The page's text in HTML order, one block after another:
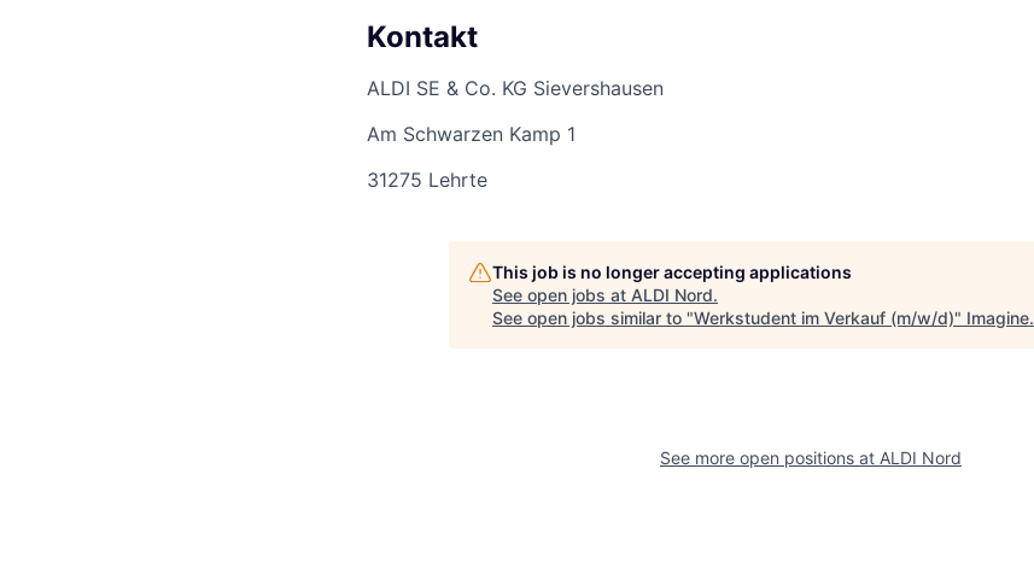
Kontakt
ALDI SE & Co. KG Sievershausen
Am Schwarzen Kamp 1
31275 Lehrte
This job is no longer accepting applications
See open jobs at ALDI Nord.
See open jobs similar to "Werkstudent im Verkauf (m/w/d)" Imagine.
See more open positions at ALDI Nord